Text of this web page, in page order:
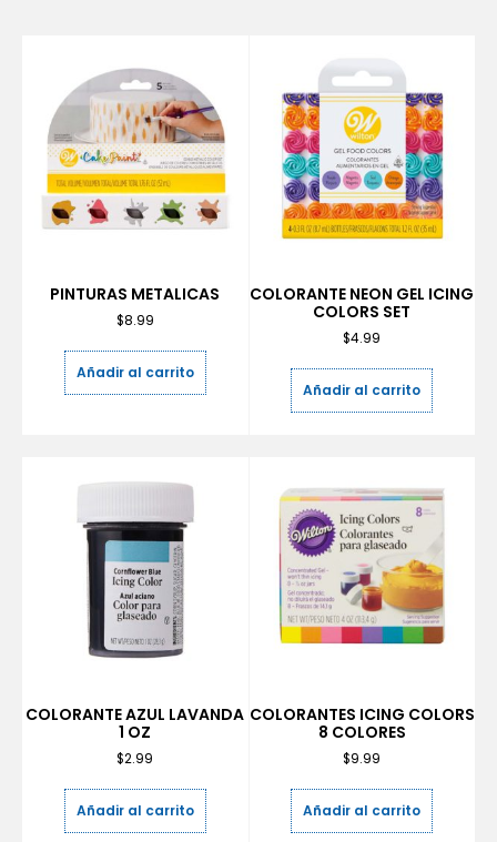
PINTURAS METALICAS
$8.99
Añadir al carrito
COLORANTE NEON GEL ICING
COLORS SET
$4.99
Añadir al carrito
COLORANTE AZUL LAVANDA
1 OZ
$2.99
Añadir al carrito
COLORANTES ICING COLORS
8 COLORES
$9.99
Añadir al carrito